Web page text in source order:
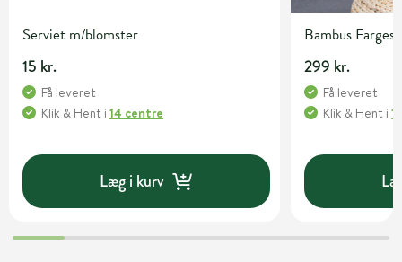
Serviet m/blomster
15 kr.
Få leveret
Klik & Hent i 14 centre
Læg i kurv
Bambus
299 kr.
Få leveret
Klik & Hent i